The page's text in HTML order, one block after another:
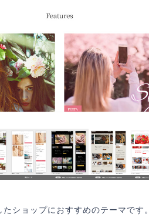
ショップにおすすめのテーマです。